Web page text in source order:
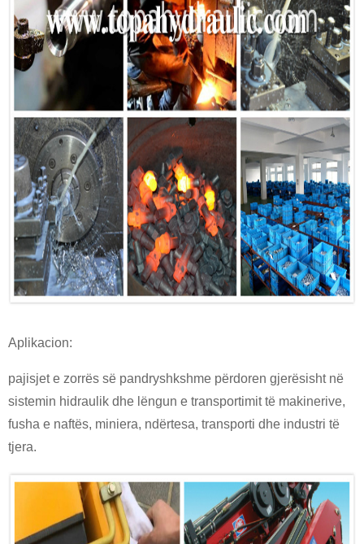
Aplikacion:
pajisjet e zorrës së pandryshkshme përdoren gjerësisht në
sistemin hidraulik dhe lëngun e transportimit të makinerive,
fusha e naftës, miniera, ndërtesa, transporti dhe industri të
tjera.